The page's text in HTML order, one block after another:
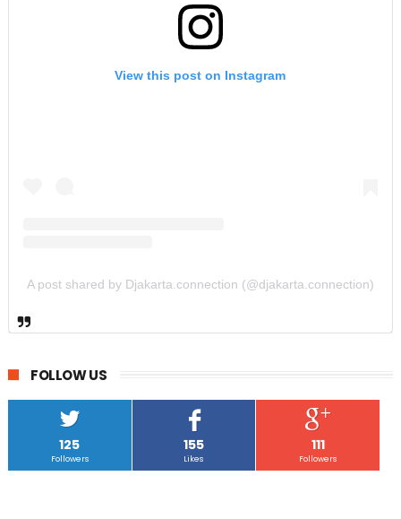
View this post on Instagram
A post shared by Djakarta.connection (@djakarta.connection)
FOLLOW US
125
Followers
155
Likes
111
Followers